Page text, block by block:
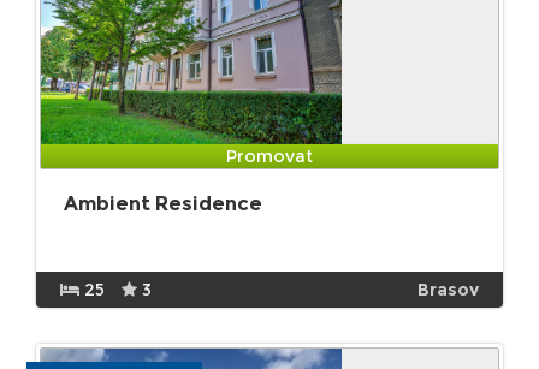
Promovat
Ambient Residence
25 3 Brasov